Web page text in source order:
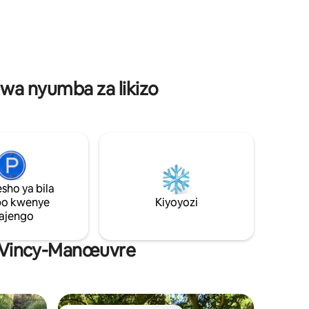
nyumba za likizo
ya bila
kwenye
Kiyoyozi
Manœuvre